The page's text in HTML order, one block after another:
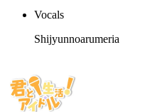
Vocals
Shijyunnoarumeria